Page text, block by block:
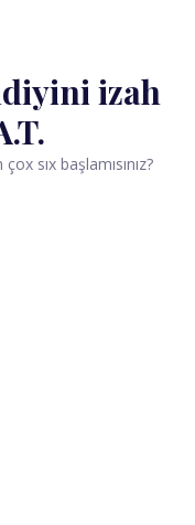
izah
sıx başlamısınız?